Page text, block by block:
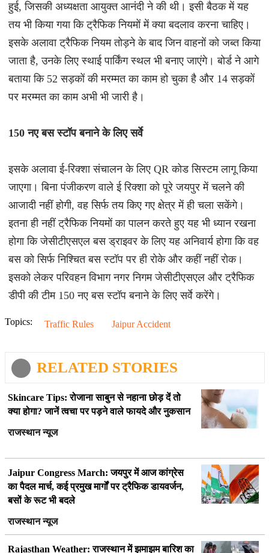
हुई, जिसकी अध्यक्षता आयुक्त आनंदी ने की थी। इसी बैठक में यह
तय भी किया गया कि ट्रैफिक नियमों में क्या बदलाव करना चाहिए।
इसके अलावा ट्रैफिक नियम तोड़ने के बाद जिन वाहनों को जब्त किया
जाता है, उनके लिए स्थाई पार्किंग स्थल भी बनाए जाएंगे। बोर्ड ने आगे
बताया कि 52 सड़कों की मरम्मत का काम हो चुका है और 14 सड़कों
पर मरम्मत का काम अभी भी जारी है।
150 नए बस स्टॉप बनाने के लिए सर्वे
इसके अलावा ई-रिक्शा संचालन के लिए QR कोड सिस्टम लागू किया
जाएगा। बिना पंजीकरण वाले ई रिक्शा को पूरे जयपुर में चलने की
आजादी नहीं होगी, वह सिर्फ तय किए गए क्षेत्र में ही चला सकेंगे।
इतना ही नहीं ट्रैफिक नियमों का पालन करते हुए यह भी ध्यान रखना
होगा कि जेसीटीएसएल बस ड्राइवर के लिए यह अनिवार्य होगा कि वह
बस को सिर्फ निश्चित बस स्टॉप पर ही रोके और कहीं नहीं रोक।
इसको लेकर परिवहन विभाग नगर निगम जेसीटीएसएल और ट्रैफिक
डीपी की टीम 150 नए बस स्टॉप बनाने के लिए सर्वे करेंगे।
Topics: Traffic Rules Jaipur Accident
RELATED STORIES
Skincare Tips: रोजाना साबुन से नहाना छोड़ दें तो
क्या होगा? जानें त्वचा पर पड़ने वाले फायदे और नुकसान
राजस्थान न्यूज
Jaipur Congress March: जयपुर में आज कांग्रेस
का पैदल मार्च, कई प्रमुख मार्गों पर ट्रैफिक डायवर्जन,
बसों के रूट भी बदले
राजस्थान न्यूज
Rajasthan Weather: राजस्थान में झमाझम बारिश का